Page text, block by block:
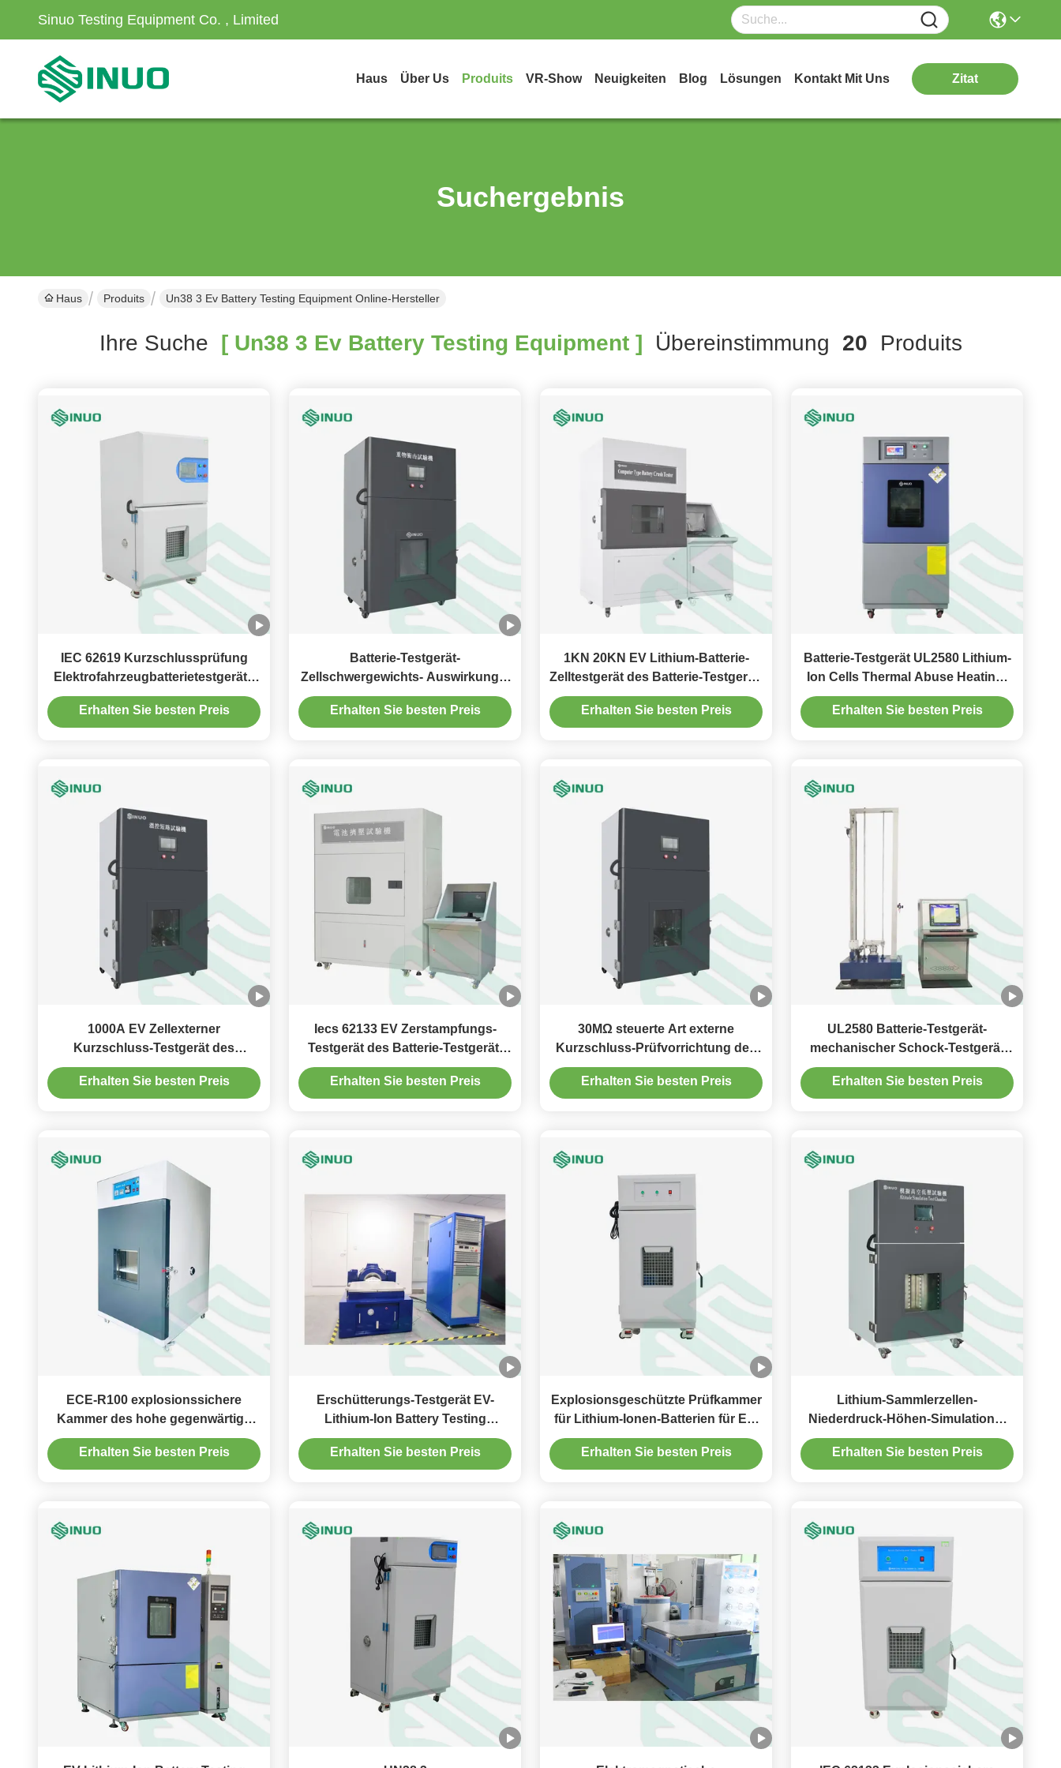
Sinuo Testing Equipment Co. , Limited
Haus Über Us Produits VR-Show Neuigkeiten Blog Lösungen Kontakt Mit Uns Zitat
Suchergebnis
Haus Produits Un38 3 Ev Battery Testing Equipment Online-Hersteller
Ihre Suche [ Un38 3 Ev Battery Testing Equipment ] Übereinstimmung 20 Produits
IEC 62619 Kurzschlussprüfung
Elektrofahrzeugbatterietestgeräte
1000A
Erhalten Sie besten Preis
Batterie-Testgerät-
Zellschwergewichts- Auswirkungs-
Prüfvorrichtung UL2580 EV
Lithium-EV
Erhalten Sie besten Preis
1KN 20KN EV Lithium-Batterie-
Zelltestgerät des Batterie-Testgerät-
UL2580
Erhalten Sie besten Preis
Batterie-Testgerät UL2580 Lithium-
Ion Cells Thermal Abuse Heating-
Ofen-EV
Erhalten Sie besten Preis
1000A EV Zellexterner
Kurzschluss-Testgerät des
Batterie-Testgerät-UL2580
Erhalten Sie besten Preis
Iecs 62133 EV Zerstampfungs-
Testgerät des Batterie-Testgerät-
UL2580 RESS 100kN
Erhalten Sie besten Preis
30MΩ steuerte Art externe
Kurzschluss-Prüfvorrichtung des
EV-Batterie-Testgerät-0.3s
Erhalten Sie besten Preis
UL2580 Batterie-Testgerät-
mechanischer Schock-Testgerät
des Lithium-EV
Erhalten Sie besten Preis
ECE-R100 explosionssichere
Kammer des hohe gegenwärtige
EV Batterie-Testgerät-100mA
Erhalten Sie besten Preis
Erschütterungs-Testgerät EV-
Lithium-Ion Battery Testing
Equipment ULs 2580 Zell
Erhalten Sie besten Preis
Explosionsgeschützte Prüfkammer
für Lithium-Ionen-Batterien für EV-
Tests IEC62133
Erhalten Sie besten Preis
Lithium-Sammlerzellen-
Niederdruck-Höhen-Simulations-
Testgerät UL2580 EV
Erhalten Sie besten Preis